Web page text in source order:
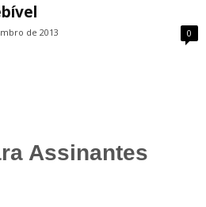
de 2013 0
Assinantes